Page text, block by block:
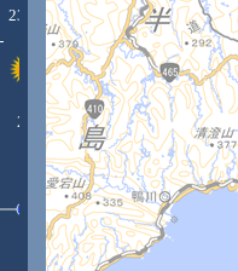
23時
27